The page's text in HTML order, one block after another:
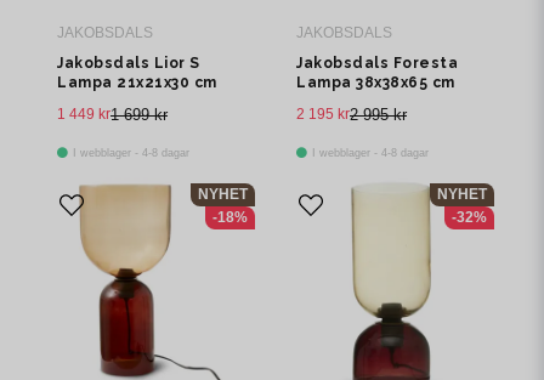
JAKOBSDALS
Jakobsdals Lior S
Lampa 21x21x30 cm
1 699 kr
1 449 kr
I webblager - 4-8 dagar
JAKOBSDALS
Jakobsdals Foresta
Lampa 38x38x65 cm
2 995 kr
2 195 kr
I webblager - 4-8 dagar
NYHET
-18%
NYHET
-32%